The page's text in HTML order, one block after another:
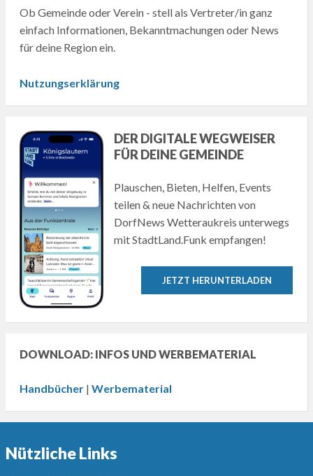
Ob Gemeinde oder Verein - stell als Vertreter/in ganz
einfach Informationen, Bekanntmachungen oder News
für deine Region ein.
Nutzungserklärung
DER DIGITALE WEGWEISER
FÜR DEINE GEMEINDE
Plauschen, Bieten, Helfen, Events
teilen & neue Nachrichten von
DorfNews Wetteraukreis unterwegs
mit StadtLand.Funk empfangen!
JETZT HERUNTERLADEN
DOWNLOAD: INFOS UND WERBEMATERIAL
Handbücher| Werbematerial
Nützliche Links